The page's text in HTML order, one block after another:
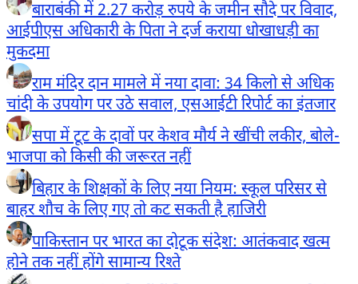
बाराबंकी में 2.27 करोड़ रुपये के जमीन सौदे पर विवाद,
आईपीएस अधिकारी के पिता ने दर्ज कराया धोखाधड़ी का
मुकदमा
राम मंदिर दान मामले में नया दावा: 34 किलो से अधिक
चांदी के उपयोग पर उठे सवाल, एसआईटी रिपोर्ट का इंतजार
सपा में टूट के दावों पर केशव मौर्य ने खींची लकीर, बोले-
भाजपा को किसी की जरूरत नहीं
बिहार के शिक्षकों के लिए नया नियम: स्कूल परिसर से
बाहर शौच के लिए गए तो कट सकती है हाजिरी
पाकिस्तान पर भारत का दोटूक संदेश: आतंकवाद खत्म
होने तक नहीं होंगे सामान्य रिश्ते